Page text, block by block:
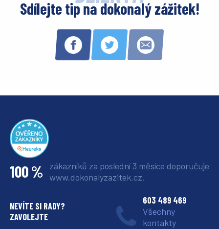
Sdílejte tip na dokonalý zážitek!
100 % zákazníků za poslední 3 měsíce doporučuje
www.dokonalyzazitek.cz.
NEVÍTE SI RADY?
ZAVOLEJTE
603 489 469
Všechny
kontakty